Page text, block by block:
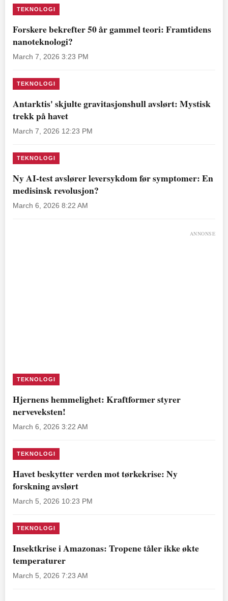
TEKNOLOGI
Forskere bekrefter 50 år gammel teori: Framtidens
nanoteknologi?
March 7, 2026 3:23 PM
TEKNOLOGI
Antarktis' skjulte gravitasjonshull avslørt: Mystisk
trekk på havet
March 7, 2026 12:23 PM
TEKNOLOGI
Ny AI-test avslører leversykdom før symptomer: En
medisinsk revolusjon?
March 6, 2026 8:22 AM
ANNONSE
TEKNOLOGI
Hjernens hemmelighet: Kraftformer styrer
nerveveksten!
March 6, 2026 3:22 AM
TEKNOLOGI
Havet beskytter verden mot tørkekrise: Ny
forskning avslørt
March 5, 2026 10:23 PM
TEKNOLOGI
Insektkrise i Amazonas: Tropene tåler ikke økte
temperaturer
March 5, 2026 7:23 AM